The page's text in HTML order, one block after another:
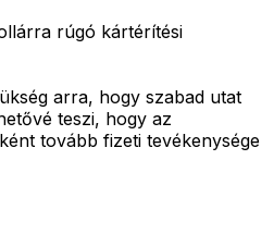
rúgó kártérítési
arra, hogy szabad utat
teszi, hogy az
tovább fizeti tevékenysége